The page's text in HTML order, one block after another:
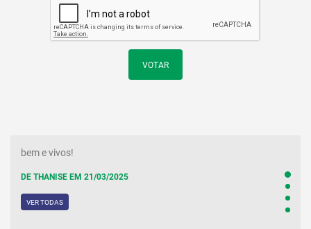
VOTAR
bem e vivos!
DE THANISE EM 21/03/2025
VER TODAS